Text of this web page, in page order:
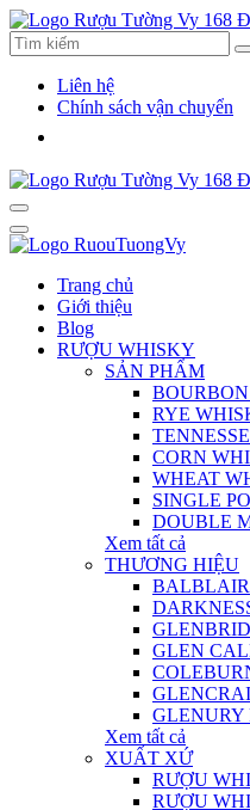
Liên hệ
Chính sách vận chuyển
Trang chủ
Giới thiệu
Blog
RƯỢU WHISKY
SẢN PHẨM
RYE
CORN
WHEAT
SINGLE
DOUBLE
Xem tất cả
THƯƠNG HIỆU
BALBLAIR
GLEN
GLENURY
Xem tất cả
XUẤT XỨ
RƯỢU
RƯỢU